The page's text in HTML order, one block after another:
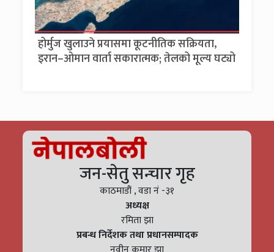
होर्मुज खुलाउने प्रयासमा कूटनीतिक सक्रियता,
इरान–ओमान वार्ता सकारात्मक; तेलको मूल्य घट्यो
जन-सेतु सन्चार गृह
काठमाडौं , वडा नं -३१
अध्यक्ष
रमिता झा
प्रबन्ध निर्देशक तथा प्रधानसम्पादक